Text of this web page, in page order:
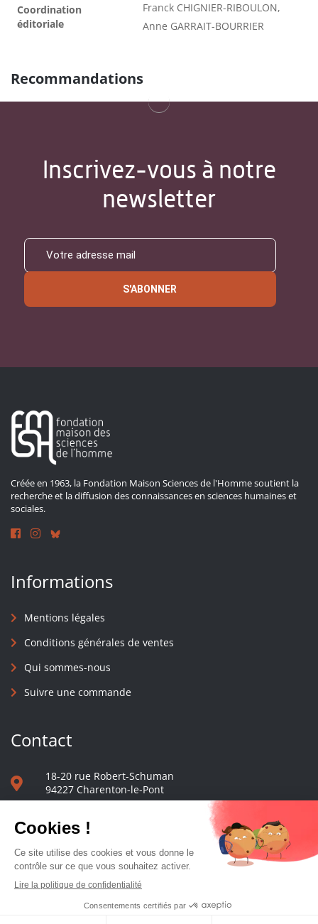
Coordination
éditoriale
Franck CHIGNIER-RIBOULON,
Anne GARRAIT-BOURRIER
Recommandations
Inscrivez-vous à notre
newsletter
S'ABONNER
Créée en 1963, la Fondation Maison Sciences de l'Homme soutient la
recherche et la diffusion des connaissances en sciences humaines et
sociales.
Informations
Mentions légales
Conditions générales de ventes
Qui sommes-nous
Suivre une commande
Contact
18-20 rue Robert-Schuman
94227 Charenton-le-Pont